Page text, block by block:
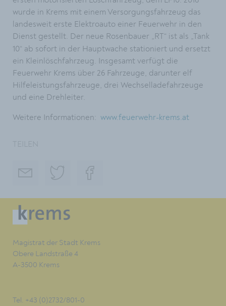
wurde in Krems mit einem Versorgungsfahrzeug das
landesweit erste Elektroauto einer Feuerwehr in den
Dienst gestellt. Der neue Rosenbauer „RT“ ist als „Tank
10“ ab sofort in der Hauptwache stationiert und ersetzt
ein Kleinlöschfahrzeug. Insgesamt verfügt die
Feuerwehr Krems über 26 Fahrzeuge, darunter elf
Hilfeleistungsfahrzeuge, drei Wechselladefahrzeuge
und eine Drehleiter.
Weitere Informationen: www.feuerwehr-krems.at
Magistrat der Stadt Krems
Obere Landstraße 4
A-3500 Krems
Tel. +43 (0)2732/801-0